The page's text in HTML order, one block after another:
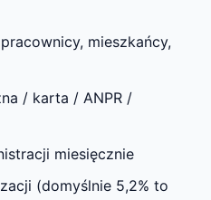
mieszkańcy,
/ karta / ANPR /
miesięcznie
(domyślnie 5,2% to